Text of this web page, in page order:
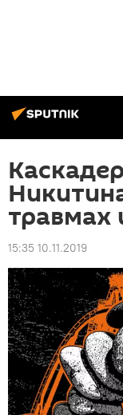
травмах
15:35 10.11.2019